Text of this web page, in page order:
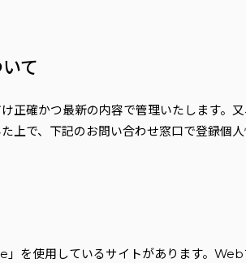
て
正確かつ最新の内容で管理いたします。
上で、下記のお問い合わせ窓口で登録個
を使用しているサイトがあります。